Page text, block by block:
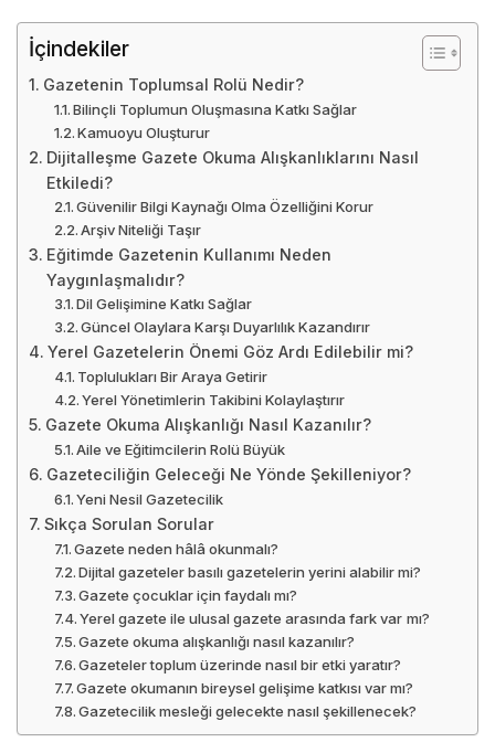
İçindekiler
Gazetenin Toplumsal Rolü Nedir?
Bilinçli Toplumun Oluşmasına Katkı Sağlar
Kamuoyu Oluşturur
Dijitalleşme Gazete Okuma Alışkanlıklarını Nasıl
Etkiledi?
Güvenilir Bilgi Kaynağı Olma Özelliğini Korur
Arşiv Niteliği Taşır
Eğitimde Gazetenin Kullanımı Neden
Yaygınlaşmalıdır?
Dil Gelişimine Katkı Sağlar
Güncel Olaylara Karşı Duyarlılık Kazandırır
Yerel Gazetelerin Önemi Göz Ardı Edilebilir mi?
Toplulukları Bir Araya Getirir
Yerel Yönetimlerin Takibini Kolaylaştırır
Gazete Okuma Alışkanlığı Nasıl Kazanılır?
Aile ve Eğitimcilerin Rolü Büyük
Gazeteciliğin Geleceği Ne Yönde Şekilleniyor?
Yeni Nesil Gazetecilik
Sıkça Sorulan Sorular
Gazete neden hâlâ okunmalı?
Dijital gazeteler basılı gazetelerin yerini alabilir mi?
Gazete çocuklar için faydalı mı?
Yerel gazete ile ulusal gazete arasında fark var mı?
Gazete okuma alışkanlığı nasıl kazanılır?
Gazeteler toplum üzerinde nasıl bir etki yaratır?
Gazete okumanın bireysel gelişime katkısı var mı?
Gazetecilik mesleği gelecekte nasıl şekillenecek?